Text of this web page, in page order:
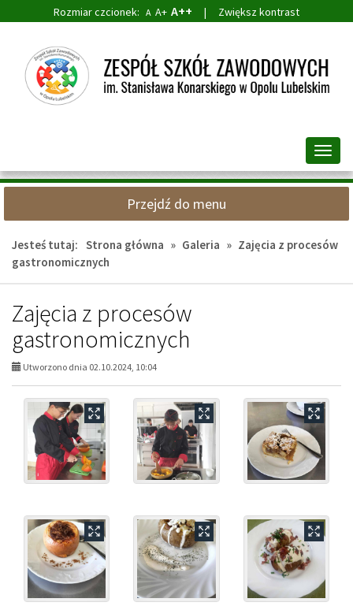
głównej
treści
wyszukiwarki
Rozmiar czcionek: A A+ A++ | Zwiększ kontrast
Przejdź do menu
Jesteś tutaj: Strona główna » Galeria » Zajęcia z procesów
gastronomicznych
Zajęcia z procesów
gastronomicznych
Utworzono dnia 02.10.2024, 10:04